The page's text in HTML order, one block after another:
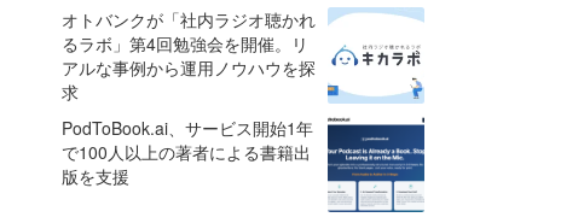
オトバンクが「社内ラジオ聴かれ
るラボ」第4回勉強会を開催。リ
アルな事例から運用ノウハウを探
求
PodToBook.ai、サービス開始1年
で100人以上の著者による書籍出
版を支援